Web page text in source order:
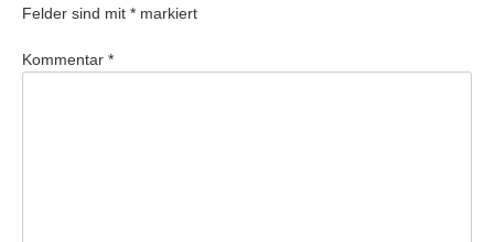
Felder sind mit * markiert
Kommentar *